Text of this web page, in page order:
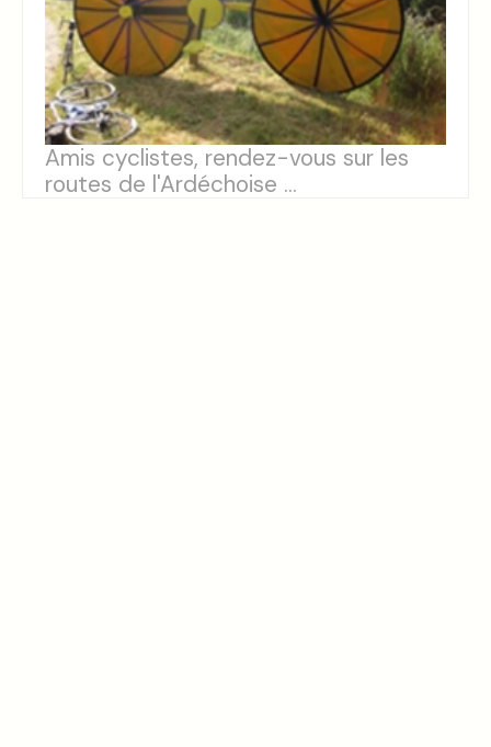
Amis cyclistes, rendez-vous sur les
routes de l'Ardéchoise ...